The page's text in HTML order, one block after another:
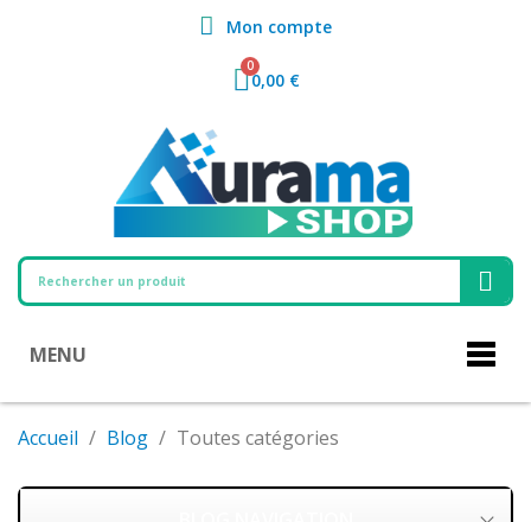
Mon compte
0,00 €
MENU
Accueil Blog Toutes catégories